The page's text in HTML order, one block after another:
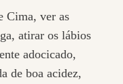
Cima, ver as
atirar os lábios
adocicado,
de boa acidez,